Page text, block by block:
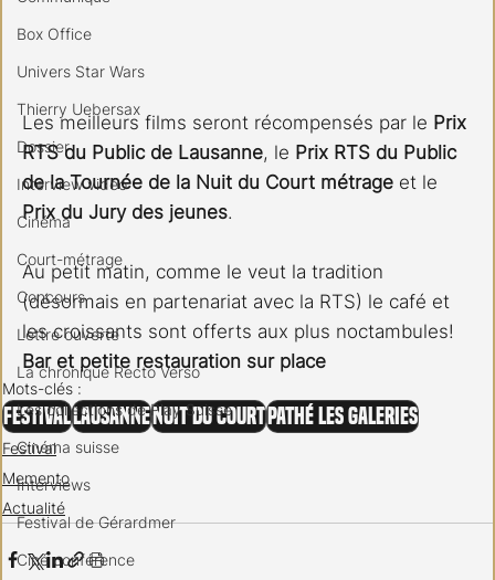
Box Office
Univers Star Wars
Thierry Uebersax
Dossier
Interview vidéo
Cinéma
Court-métrage
Concours
Lettre ouverte
La chronique Recto Verso
Les collections de Play Suisse
Cinéma suisse
Interviews
Festival de Gérardmer
Ciné conférence
Les meilleurs films seront récompensés par le Prix
RTS du Public de Lausanne, le Prix RTS du Public
de la Tournée de la Nuit du Court métrage et le
Prix du Jury des jeunes.
Au petit matin, comme le veut la tradition
(désormais en partenariat avec la RTS) le café et
les croissants sont offerts aux plus noctambules!
Bar et petite restauration sur place
Mots-clés :
FestivalLausanneNuit du Court Pathé Les Galeries
Festival
Memento
Actualité